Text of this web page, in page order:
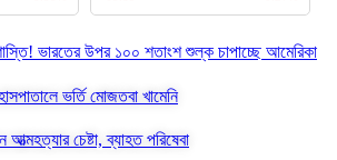
ভারতের উপর ১০০ শতাংশ শুল্ক চাপাচ্ছে আমেরিকা
ভর্তি মোজতবা খামেনি
আত্মহত্যার চেষ্টা, ব্যাহত পরিষেবা